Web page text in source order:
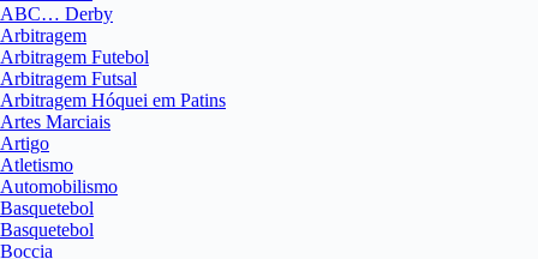
ABC… Derby
Arbitragem
Arbitragem Futebol
Arbitragem Futsal
Arbitragem Hóquei em Patins
Artes Marciais
Artigo
Atletismo
Automobilismo
Basquetebol
Basquetebol
Boccia